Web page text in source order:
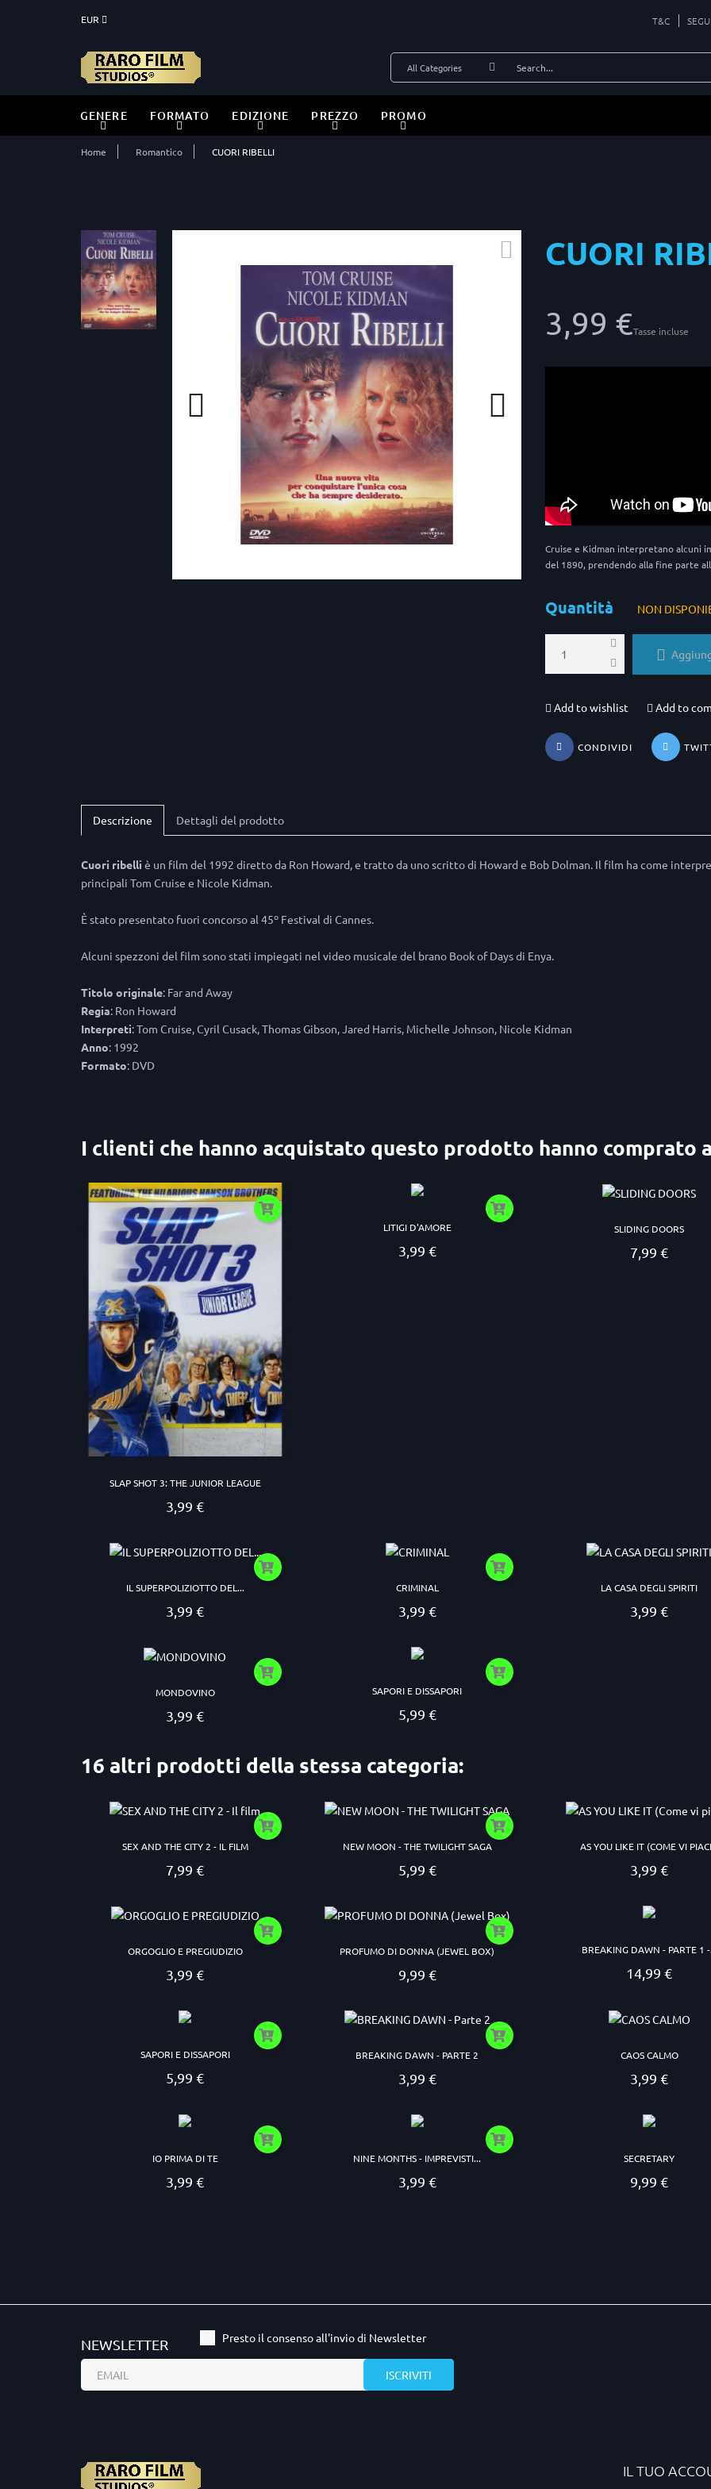
EUR T&C
GENERE FORMATO EDIZIONE PREZZO PROMO
Home Romantico CUORI RIBELLI
CUORI
3,99 €Tasse incluse
Cruise e Kidman interpretano alcuni
del 1890, prendendo alla fine parte
Quantità NON
Add to wishlist Add to
CONDIVIDI
Descrizione Dettagli del prodotto
Cuori ribelli è un film del 1992 diretto da Ron Howard, e tratto da uno scritto di Howard e Bob Dolman. Il film ha come
principali Tom Cruise e Nicole Kidman.
È stato presentato fuori concorso al 45º Festival di Cannes.
Alcuni spezzoni del film sono stati impiegati nel video musicale del brano Book of Days di Enya.
Titolo originale: Far and Away
Regia: Ron Howard
Interpreti: Tom Cruise, Cyril Cusack, Thomas Gibson, Jared Harris, Michelle Johnson, Nicole Kidman
Anno: 1992
Formato: DVD
I clienti che hanno acquistato questo prodotto hanno comprato
SLAP SHOT 3: THE JUNIOR LEAGUE
Prezzo
3,99 €
LITIGI D'AMORE
Prezzo
3,99 €
SLIDING DOORS
Prezzo
7,99 €
IL SUPERPOLIZIOTTO DEL...
Prezzo
3,99 €
CRIMINAL
Prezzo
3,99 €
LA CASA DEGLI SPIRITI
Prezzo
3,99 €
MONDOVINO
Prezzo
3,99 €
SAPORI E DISSAPORI
Prezzo
5,99 €
16 altri prodotti della stessa categoria:
SEX AND THE CITY 2 - IL FILM
Prezzo
7,99 €
NEW MOON - THE TWILIGHT SAGA
Prezzo
5,99 €
AS YOU LIKE IT (COME VI
Prezzo
3,99 €
ORGOGLIO E PREGIUDIZIO
Prezzo
3,99 €
PROFUMO DI DONNA (JEWEL BOX)
Prezzo
9,99 €
BREAKING DAWN - PARTE 1
Prezzo
14,99 €
SAPORI E DISSAPORI
Prezzo
5,99 €
BREAKING DAWN - PARTE 2
Prezzo
3,99 €
CAOS CALMO
Prezzo
3,99 €
IO PRIMA DI TE
Prezzo
3,99 €
NINE MONTHS - IMPREVISTI...
Prezzo
3,99 €
SECRETARY
Prezzo
9,99 €
NEWSLETTER Presto il consenso all'invio di Newsletter
IL TUO